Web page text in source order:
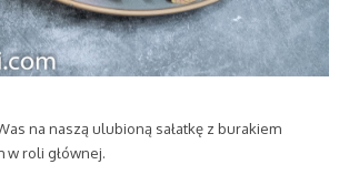
na naszą ulubioną sałatkę z burakiem
w roli głównej.